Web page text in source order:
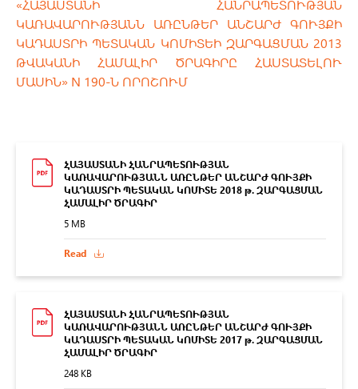
«ՀԱՅԱՍՏԱՆԻ ՀԱՆՐԱՊԵՏՈՒԹՅԱՆ
ԿԱՌԱՎԱՐՈՒԹՅԱՆՆ ԱՌԸՆԹԵՐ ԱՆՇԱՐԺ ԳՈՒՅՔԻ
ԿԱԴԱՍՏՐԻ ՊԵՏԱԿԱՆ ԿՈՄԻՏԵԻ ԶԱՐԳԱՑՄԱՆ 2013
ԹՎԱԿԱՆԻ ՀԱՄԱԼԻՐ ԾՐԱԳԻՐԸ ՀԱՍՏԱՏԵԼՈՒ
ՄԱՍԻՆ» N 190-Ն ՈՐՈՇՈՒՄ
ՀԱՅԱՍՏԱՆԻ ՀԱՆՐԱՊԵՏՈՒԹՅԱՆ
ԿԱՌԱՎԱՐՈՒԹՅԱՆՆ ԱՌԸՆԹԵՐ ԱՆՇԱՐԺ ԳՈՒՅՔԻ
ԿԱԴԱՍՏՐԻ ՊԵՏԱԿԱՆ ԿՈՄԻՏԵ 2018 թ. ԶԱՐԳԱՑՄԱՆ
ՀԱՄԱԼԻՐ ԾՐԱԳԻՐ
5 MB
Read
ՀԱՅԱՍՏԱՆԻ ՀԱՆՐԱՊԵՏՈՒԹՅԱՆ
ԿԱՌԱՎԱՐՈՒԹՅԱՆՆ ԱՌԸՆԹԵՐ ԱՆՇԱՐԺ ԳՈՒՅՔԻ
ԿԱԴԱՍՏՐԻ ՊԵՏԱԿԱՆ ԿՈՄԻՏԵ 2017 թ. ԶԱՐԳԱՑՄԱՆ
ՀԱՄԱԼԻՐ ԾՐԱԳԻՐ
248 KB